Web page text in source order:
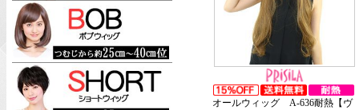
オールウィッグ A-636耐熱【ヴ